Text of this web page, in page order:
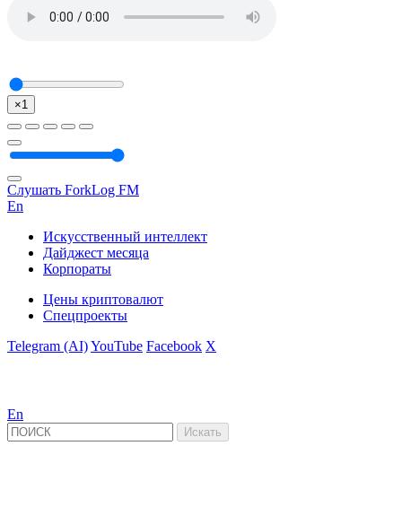
×1
Слушать ForkLog FM
En
Искусственный интеллект
Дайджест месяца
Корпораты
Цены криптовалют
Спецпроекты
Telegram (AI)YouTube Facebook X
En